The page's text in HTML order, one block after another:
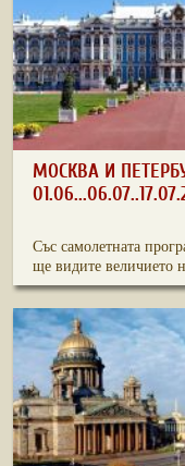
МОСКВА И
Със самолетната
ще видите величието